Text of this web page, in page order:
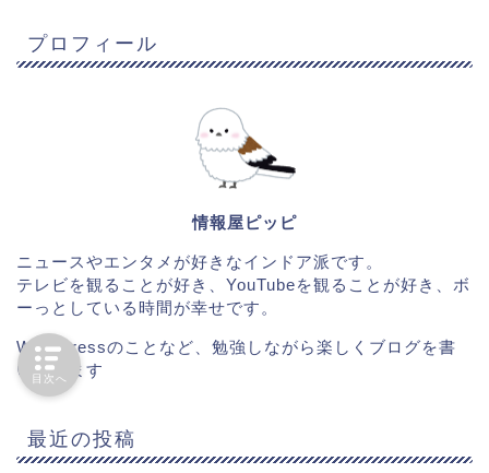
プロフィール
情報屋ピッピ
ニュースやエンタメが好きなインドア派です。
テレビを観ることが好き、YouTubeを観ることが好き、ボ
ーっとしている時間が幸せです。
WordPressのことなど、勉強しながら楽しくブログを書
いています
最近の投稿
目次へ